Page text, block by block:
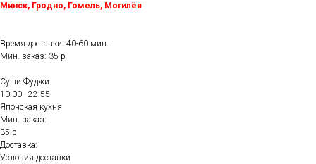
Минск, Гродно, Гомель, Могилёв
Время доставки: 40-60 мин.
Мин. заказ: 35 р
Суши Фуджи
10:00 - 22:55
Японская кухня
Мин. заказ:
35 р
Доставка:
Условия доставки